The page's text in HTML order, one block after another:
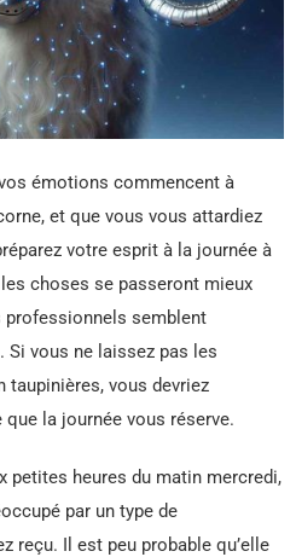
émotions commencent à
et que vous vous attardiez
votre esprit à la journée à
choses se passeront mieux
professionnels semblent
Si vous ne laissez pas les
taupinières, vous devriez
la journée vous réserve.
petites heures du matin mercredi,
par un type de
reçu. Il est peu probable qu’elle